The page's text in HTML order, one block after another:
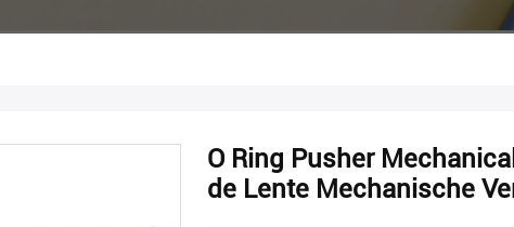
O Ring Pusher
de Lente Mechanische